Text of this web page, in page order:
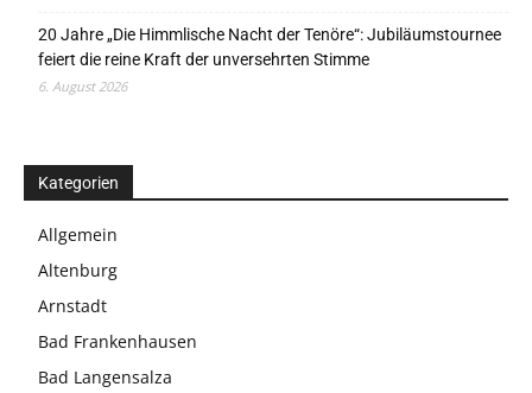
20 Jahre „Die Himmlische Nacht der Tenöre“: Jubiläumstournee
feiert die reine Kraft der unversehrten Stimme
6. August 2026
Kategorien
Allgemein
Altenburg
Arnstadt
Bad Frankenhausen
Bad Langensalza